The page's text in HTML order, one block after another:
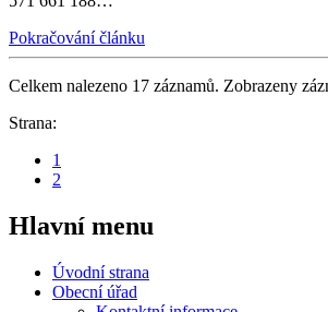
Pokračování článku
Celkem nalezeno 17 záznamů. Zobrazeny
Strana:
1
2
Hlavní menu
Úvodní strana
Obecní úřad